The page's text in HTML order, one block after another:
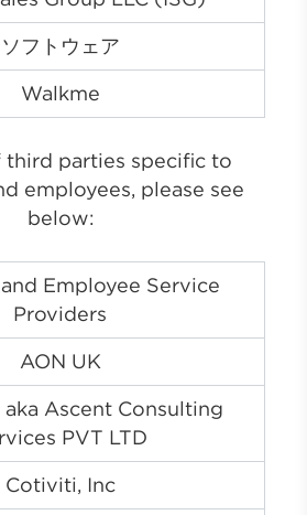
ソフトウェア
Walkme
third parties specific to
employees, please see
below:
Employee Service
Providers
AON UK
aka Ascent Consulting
PVT LTD
Cotiviti, Inc